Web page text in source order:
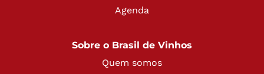
Agenda
Sobre o Brasil de Vinhos
Quem somos